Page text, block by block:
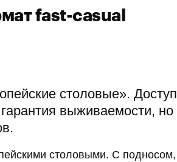
fast-casual
столовые».
выживаемости,
столовыми. С